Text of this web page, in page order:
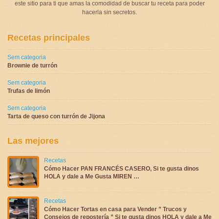
este sitio para ti que amas la comodidad de buscar tu receta para poder
hacerla sin secretos.
Recetas principales
Sem categoria
Brownie de turrón
Sem categoria
Trufas de limón
Sem categoria
Tarta de queso con turrón de Jijona
Las mejores
Recetas
Cómo Hacer PAN FRANCÉS CASERO, Si te gusta dinos
HOLA y dale a Me Gusta MIREN …
Recetas
Cómo Hacer Tortas en casa para Vender ” Trucos y
Consejos de repostería ” Si te gusta dinos HOLA y dale a Me